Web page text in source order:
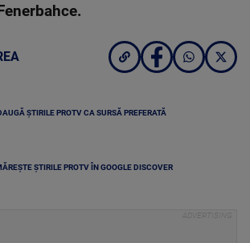
ȘTIRILE PROTV CA SURSĂ PREFERATĂ
ȘTIRILE PROTV ÎN GOOGLE DISCOVER